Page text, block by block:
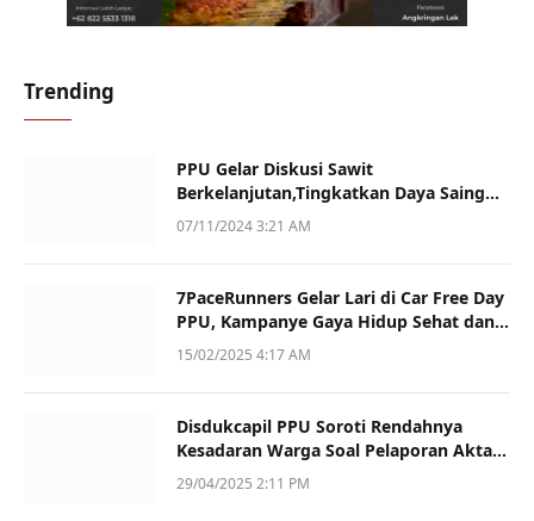
Trending
PPU Gelar Diskusi Sawit
Berkelanjutan,Tingkatkan Daya Saing
dan Kualitas
07/11/2024 3:21 AM
7PaceRunners Gelar Lari di Car Free Day
PPU, Kampanye Gaya Hidup Sehat dan
Dukung UMKM
15/02/2025 4:17 AM
Disdukcapil PPU Soroti Rendahnya
Kesadaran Warga Soal Pelaporan Akta
Kematian
29/04/2025 2:11 PM